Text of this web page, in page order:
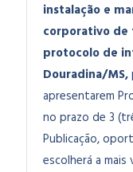
instalação e
corporativo de
protocolo de
Douradina/MS,
apresentarem
no prazo de 3
Publicação,
escolherá a mais